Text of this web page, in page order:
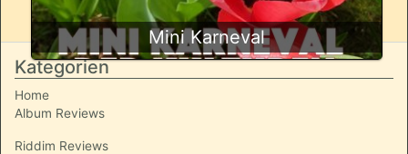
Mini Karneval
Kategorien
Home
Album Reviews
Riddim Reviews